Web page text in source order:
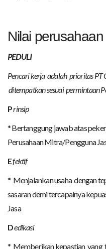
Nilai perusahaan
PEDULI
Pencari kerja adalah prioritas PT
ditempatkan sesuai permintaan
Prinsip
* Bertanggung jawab atas
Perusahaan Mitra/Pengguna
Efektif
* Menjalankan usaha dengan
sasaran demi tercapainya
Jasa
Dedikasi
* Memberikan kepastian yang